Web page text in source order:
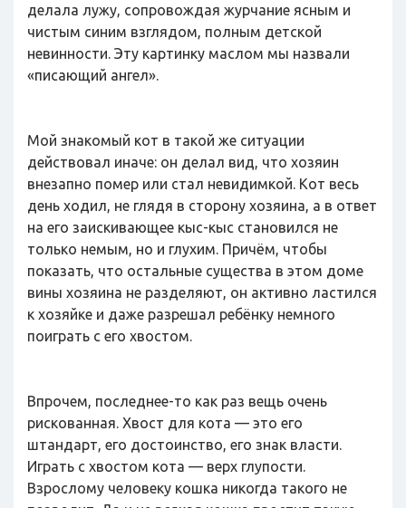
делала лужу, сопровождая журчание ясным и
чистым синим взглядом, полным детской
невинности. Эту картинку маслом мы назвали
«писающий ангел».
Мой знакомый кот в такой же ситуации
действовал иначе: он делал вид, что хозяин
внезапно помер или стал невидимкой. Кот весь
день ходил, не глядя в сторону хозяина, а в ответ
на его заискивающее кыс-кыс становился не
только немым, но и глухим. Причём, чтобы
показать, что остальные существа в этом доме
вины хозяина не разделяют, он активно ластился
к хозяйке и даже разрешал ребёнку немного
поиграть с его хвостом.
Впрочем, последнее-то как раз вещь очень
рискованная. Хвост для кота — это его
штандарт, его достоинство, его знак власти.
Играть с хвостом кота — верх глупости.
Взрослому человеку кошка никогда такого не